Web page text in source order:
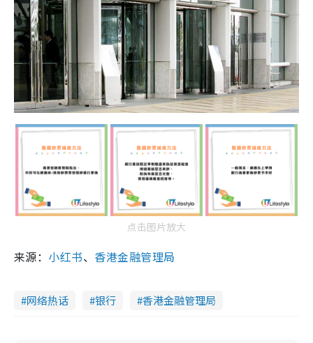
点击图片放大
来源： 小红书、 香港金融管理局
网络热话 银行 香港金融管理局